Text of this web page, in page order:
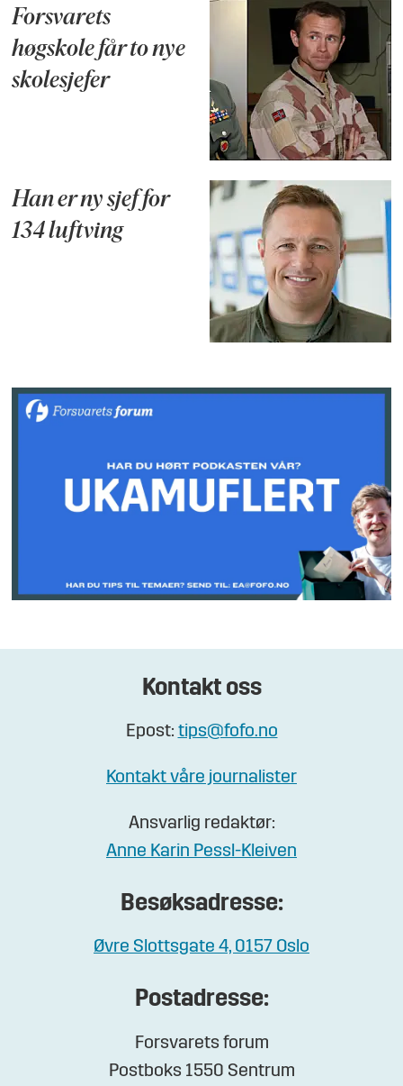
Forsvarets
høgskole får to nye
skolesjefer
Han er ny sjef for
134 luftving
Kontakt oss
Epost: tips@fofo.no
Kontakt våre journalister
Ansvarlig redaktør:
Anne Karin Pessl-Kleiven
Besøksadresse:
Øvre Slottsgate 4, 0157 Oslo
Postadresse:
Forsvarets forum
Postboks 1550 Sentrum